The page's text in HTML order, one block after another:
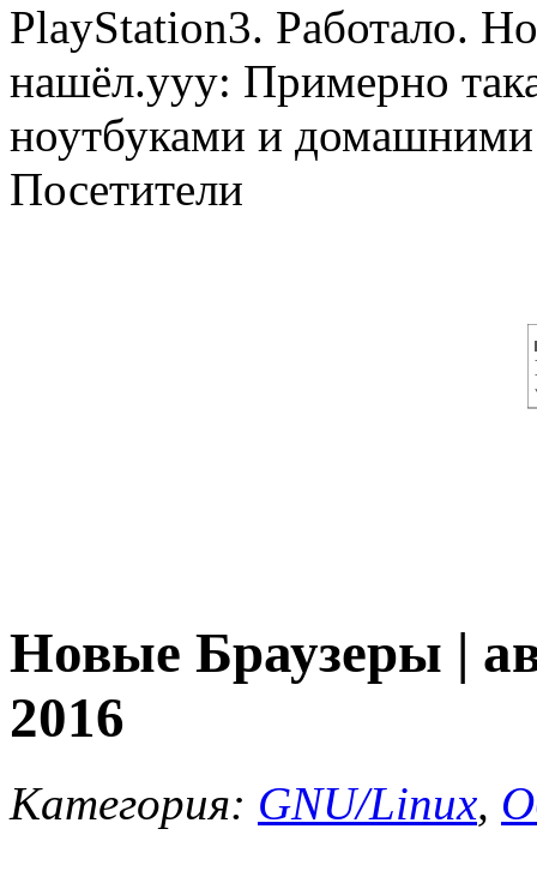
PlayStation3. Работало.
нашёл.yyy: Примерно
ноутбуками и
Посетители
Новые Браузеры |
2016
Категория: GNU/Linux,